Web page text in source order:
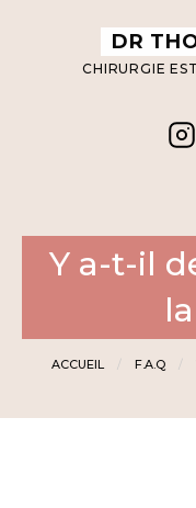
DR
CHIRURGIE
Y a-t-il
ACCUEIL F.A.Q